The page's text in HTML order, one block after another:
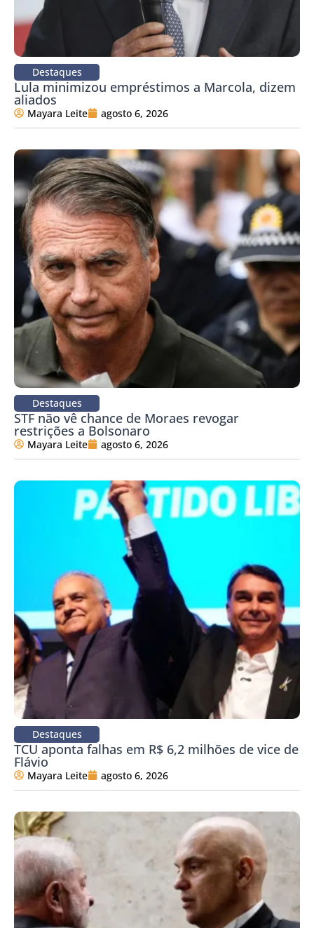
Destaques
Lula minimizou empréstimos a Marcola, dizem
aliados
Mayara Leite agosto 6, 2026
Destaques
STF não vê chance de Moraes revogar
restrições a Bolsonaro
Mayara Leite agosto 6, 2026
Destaques
TCU aponta falhas em R$ 6,2 milhões de vice de
Flávio
Mayara Leite agosto 6, 2026